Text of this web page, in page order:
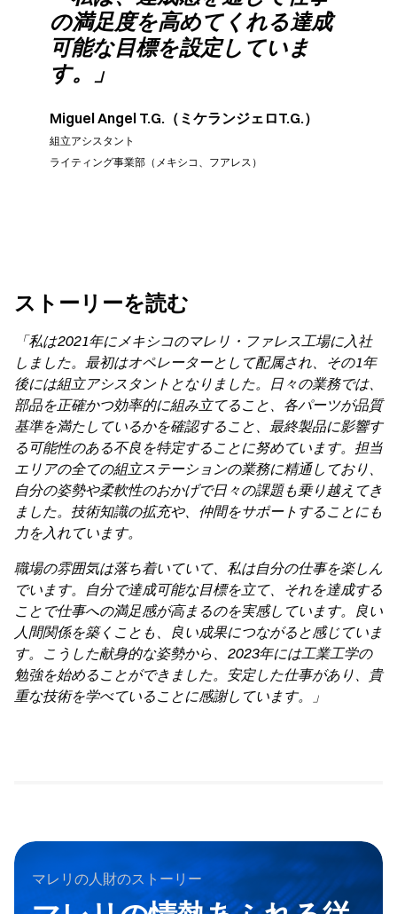
の満足度を高めてくれる達成
可能な目標を設定していま
す。」
Miguel Angel T.G.（ミケランジェロT.G.）
組立アシスタント
ライティング事業部（メキシコ、フアレス）
ストーリーを読む
「私は2021年にメキシコのマレリ・ファレス工場に入社
しました。最初はオペレーターとして配属され、その1年
後には組立アシスタントとなりました。日々の業務では、
部品を正確かつ効率的に組み立てること、各パーツが品質
基準を満たしているかを確認すること、最終製品に影響す
る可能性のある不良を特定することに努めています。担当
エリアの全ての組立ステーションの業務に精通しており、
自分の姿勢や柔軟性のおかげで日々の課題も乗り越えてき
ました。技術知識の拡充や、仲間をサポートすることにも
力を入れています。
職場の雰囲気は落ち着いていて、私は自分の仕事を楽しん
でいます。自分で達成可能な目標を立て、それを達成する
ことで仕事への満足感が高まるのを実感しています。良い
人間関係を築くことも、良い成果につながると感じていま
す。こうした献身的な姿勢から、2023年には工業工学の
勉強を始めることができました。安定した仕事があり、貴
重な技術を学べていることに感謝しています。」
マレリの人財のストーリー